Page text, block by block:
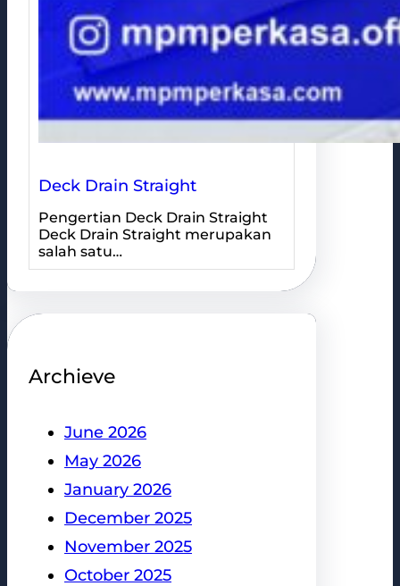
Deck Drain Straight
Pengertian Deck Drain Straight
Deck Drain Straight merupakan
salah satu…
Archieve
June 2026
May 2026
January 2026
December 2025
November 2025
October 2025